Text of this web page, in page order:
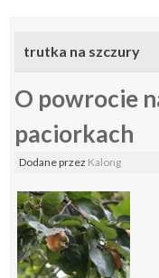
content
trutka na szczury
O powrocie
paciorkach
Dodaneprzez Kalong